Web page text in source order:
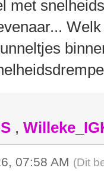
met
,
07:58 AM (Dit